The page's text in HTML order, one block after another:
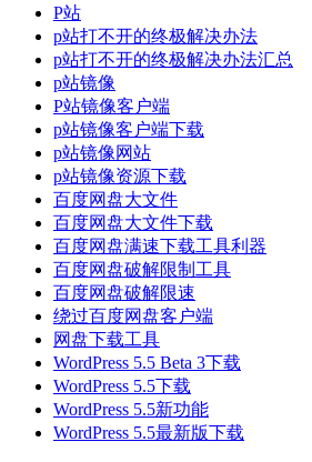
P站
p站打不开的终极解决办法
p站打不开的终极解决办法汇总
p站镜像
P站镜像客户端
p站镜像客户端下载
p站镜像网站
p站镜像资源下载
百度网盘大文件
百度网盘大文件下载
百度网盘满速下载工具利器
百度网盘破解限制工具
百度网盘破解限速
绕过百度网盘客户端
网盘下载工具
WordPress 5.5 Beta 3下载
WordPress 5.5下载
WordPress 5.5新功能
WordPress 5.5最新版下载